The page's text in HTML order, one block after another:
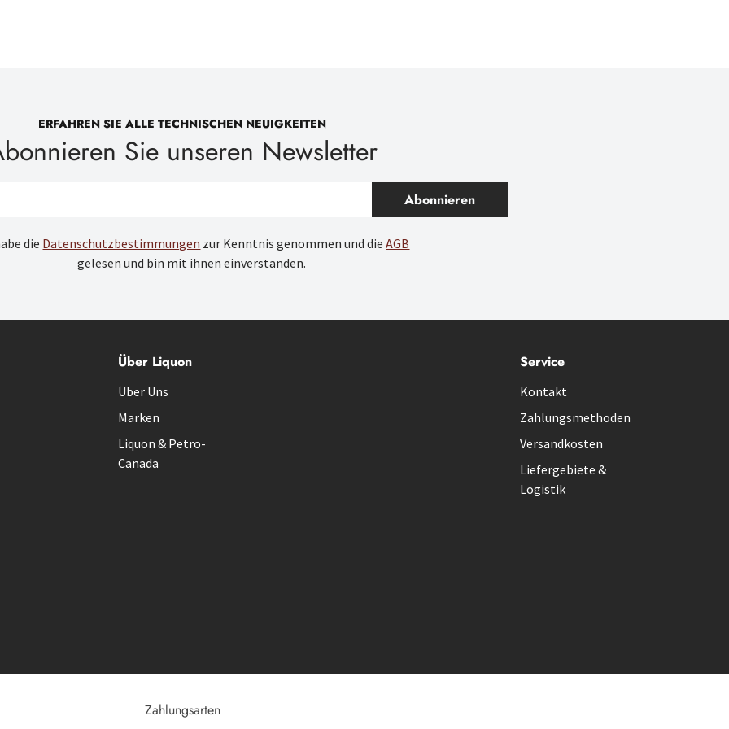
ERFAHREN SIE ALLE TECHNISCHEN NEUIGKEITEN
Sie unseren Newsletter
Abonnieren
die Datenschutzbestimmungen zur Kenntnis genommen und dieAGB
gelesen und bin mit ihnen einverstanden.
Über Liquon
Über Uns
Marken
Liquon & Petro-
Canada
Service
Kontakt
Zahlungsmethoden
Versandkosten
Liefergebiete &
Logistik
Zahlungsarten